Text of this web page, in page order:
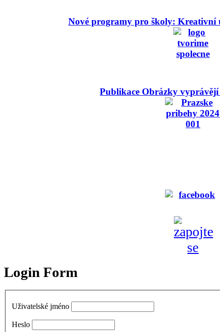
Nové programy pro školy: Kreativní
Publikace Obrázky
Login Form
Uživatelské jméno
Heslo